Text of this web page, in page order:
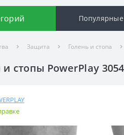
Популярные
Защита Голень и стопа
стопы PowerPlay